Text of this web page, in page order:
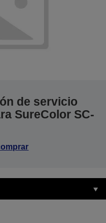
de servicio
SureColor SC-